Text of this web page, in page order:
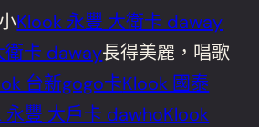
Klook 永豐 大衛卡 daway
衛卡 daway長得美麗，唱歌
台新gogo卡Klook 國泰
永豐 大戶卡 dawhoKlook